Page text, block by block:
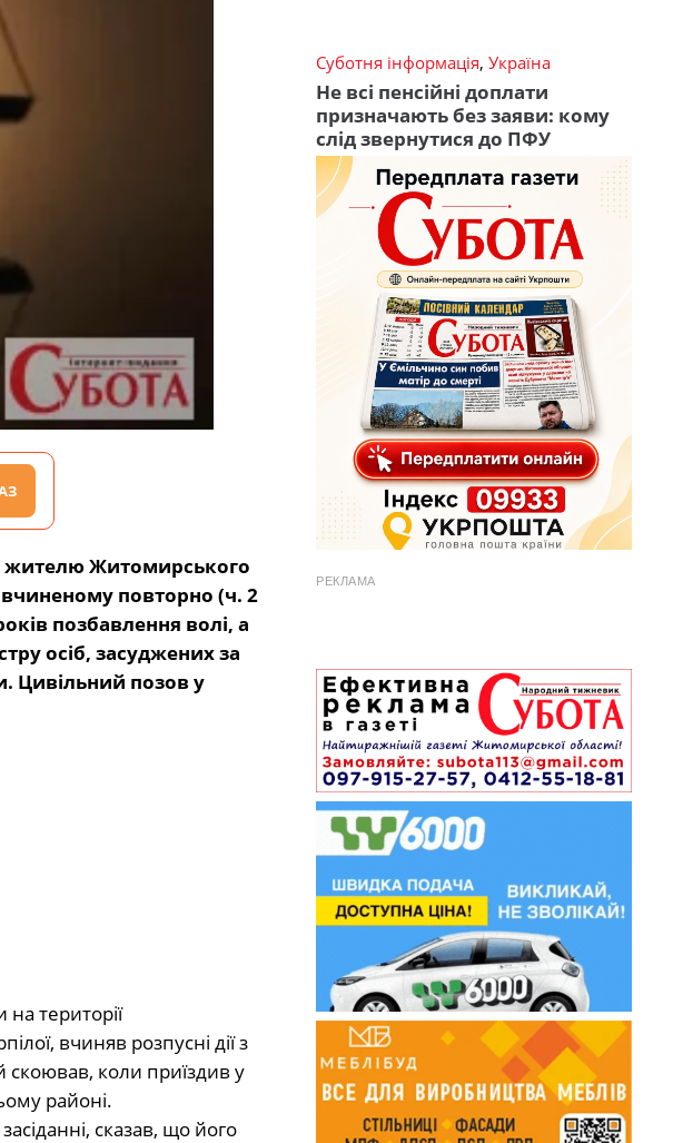
жителю Житомирського
вчиненому повторно (ч. 2
позбавлення волі, а
осіб, засуджених за
Цивільний позов у
на території
вчиняв розпусні дії з
коли приїздив у
районі.
сказав, що його
Суботня інформація, Україна
Не всі пенсійні доплати
призначають без заяви: кому
слід звернутися до ПФУ
РЕКЛАМА